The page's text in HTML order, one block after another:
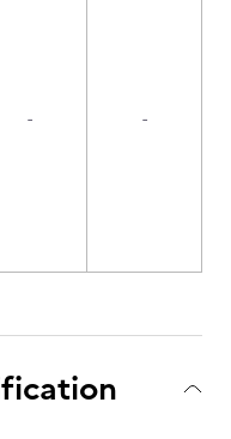
- -